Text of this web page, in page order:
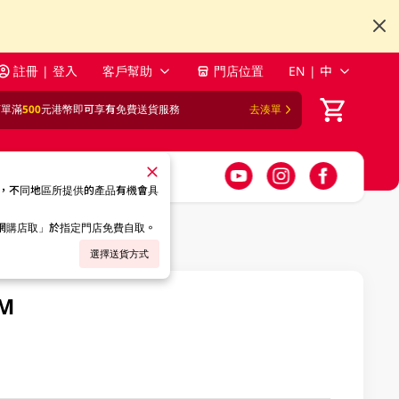
註冊 | 登入 客戶幫助 門店位置 EN | 中
滿500元港幣即可享有免費送貨服務 去湊單
不同地區所提供的產品有機會具
店取」於指定門店免費自取。
選擇送貨方式